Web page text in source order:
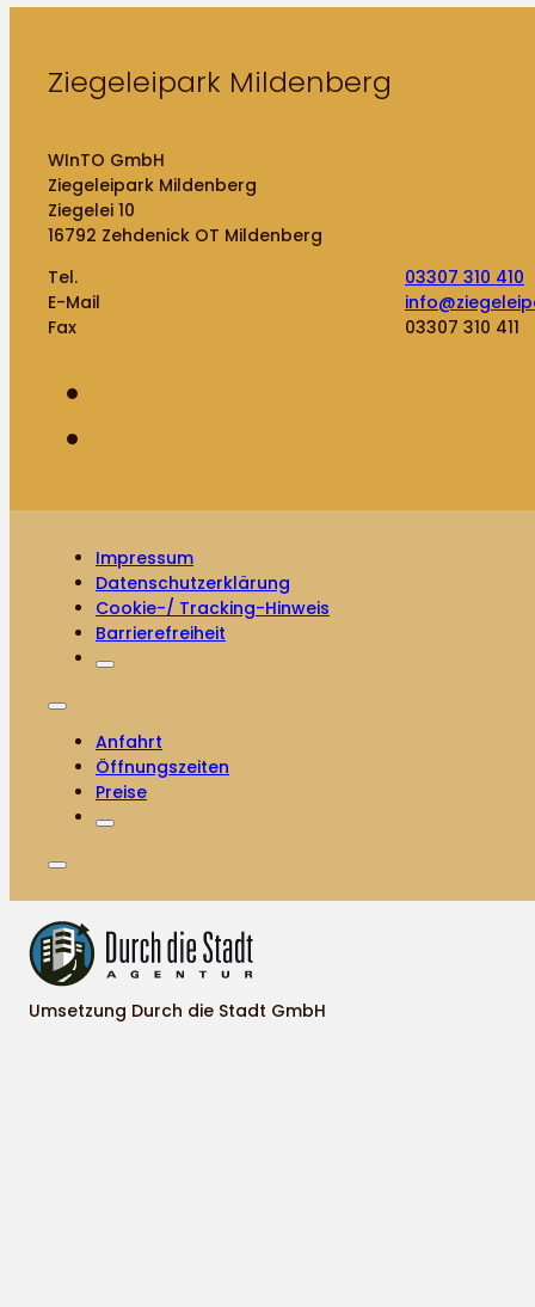
Ziegeleipark Mildenberg
WInTO GmbH
Ziegeleipark Mildenberg
Ziegelei 10
16792 Zehdenick OT Mildenberg
Tel.
03307 310 410
E-Mail
Fax
03307 310 411
Impressum
Datenschutzerklärung
Cookie-/ Tracking-Hinweis
Barrierefreiheit
Anfahrt
Öffnungszeiten
Preise
Umsetzung Durch die Stadt GmbH